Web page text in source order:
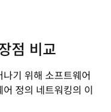
점 비교
기 위해 소프트웨어
정의 네트워킹의 이